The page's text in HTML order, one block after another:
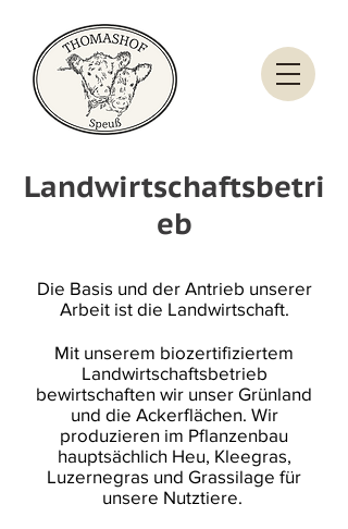
Landwirtschaftsbetri
eb
Die Basis und der Antrieb unserer
Arbeit ist die Landwirtschaft.
Mit unserem biozertifiziertem
Landwirtschaftsbetrieb
bewirtschaften wir unser Grünland
und die Ackerflächen. Wir
produzieren im Pflanzenbau
hauptsächlich Heu, Kleegras,
Luzernegras und Grassilage für
unsere Nutztiere.